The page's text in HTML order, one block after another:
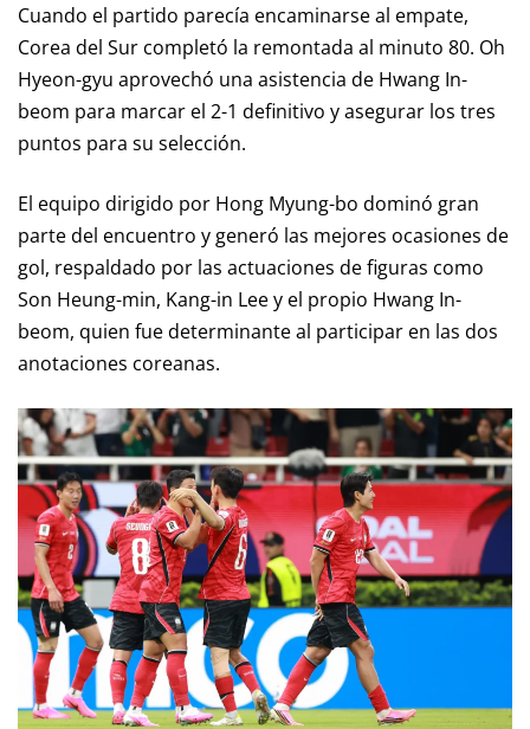
Cuando el partido parecía encaminarse al empate,
Corea del Sur completó la remontada al minuto 80. Oh
Hyeon-gyu aprovechó una asistencia de Hwang In-
beom para marcar el 2-1 definitivo y asegurar los tres
puntos para su selección.
El equipo dirigido por Hong Myung-bo dominó gran
parte del encuentro y generó las mejores ocasiones de
gol, respaldado por las actuaciones de figuras como
Son Heung-min, Kang-in Lee y el propio Hwang In-
beom, quien fue determinante al participar en las dos
anotaciones coreanas.